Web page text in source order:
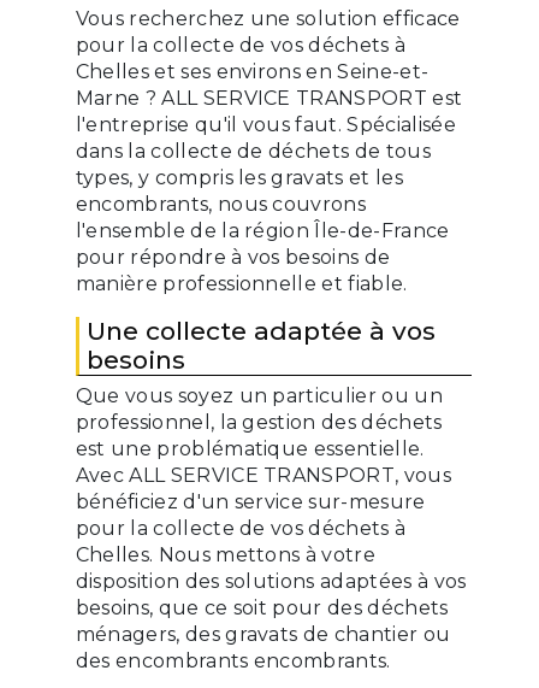
Vous recherchez une solution efficace
pour la collecte de vos déchets à
Chelles et ses environs en Seine-et-
Marne ? ALL SERVICE TRANSPORT est
l'entreprise qu'il vous faut. Spécialisée
dans la collecte de déchets de tous
types, y compris les gravats et les
encombrants, nous couvrons
l'ensemble de la région Île-de-France
pour répondre à vos besoins de
manière professionnelle et fiable.
Une collecte adaptée à vos
besoins
Que vous soyez un particulier ou un
professionnel, la gestion des déchets
est une problématique essentielle.
Avec ALL SERVICE TRANSPORT, vous
bénéficiez d'un service sur-mesure
pour la collecte de vos déchets à
Chelles. Nous mettons à votre
disposition des solutions adaptées à vos
besoins, que ce soit pour des déchets
ménagers, des gravats de chantier ou
des encombrants encombrants.